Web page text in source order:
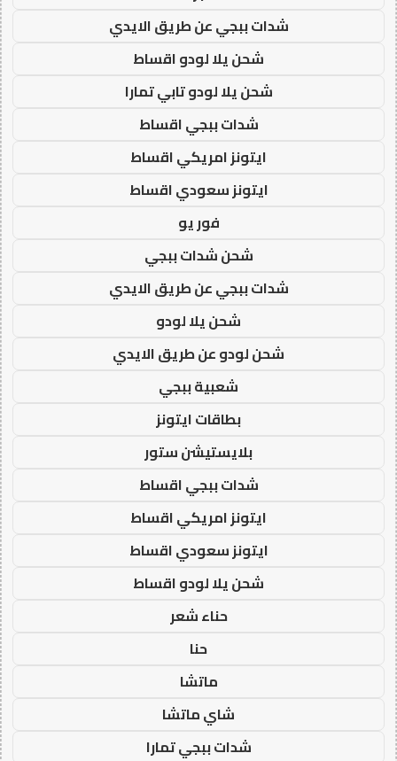
شدات ببجي عن طريق الايدي
شحن يلا لودو اقساط
شحن يلا لودو تابي تمارا
شدات ببجي اقساط
ايتونز امريكي اقساط
ايتونز سعودي اقساط
فور يو
شحن شدات ببجي
شدات ببجي عن طريق الايدي
شحن يلا لودو
شحن لودو عن طريق الايدي
شعبية ببجي
بطاقات ايتونز
بلايستيشن ستور
شدات ببجي اقساط
ايتونز امريكي اقساط
ايتونز سعودي اقساط
شحن يلا لودو اقساط
حناء شعر
حنا
ماتشا
شاي ماتشا
شدات ببجي تمارا